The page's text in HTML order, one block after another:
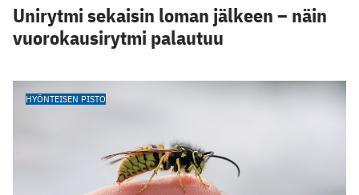
Unirytmi sekaisin loman jälkeen – näin
vuorokausirytmi palautuu
HYÖNTEISEN PISTO